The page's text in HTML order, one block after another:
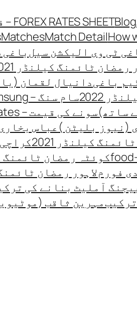
BlogFOREX RATES SHEET – فاریکس ریٹ شیٹ
How
Match Detail
Matches
ٹی وی الیکشن سیل
رمضان ٹائمنگ کیلنڈر 2021
باغیدانیال لقمان
2022
سام سنگ – Samsung
ساتھ)سونے کی قیمت – Gold Rates
(نیوز بلیٹن ) عباس
کیلنڈر 2021
کراچی
کوئٹہ رمضان ٹائمنگ
فورملاہور رمضان ٹائمنگ
آملیٹ بنانے کی
مہرین ثاقب